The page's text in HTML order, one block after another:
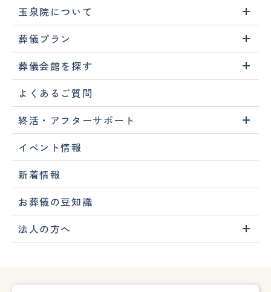
玉泉院について
葬儀プラン
葬儀会館を探す
よくあるご質問
終活・アフターサポート
イベント情報
新着情報
お葬儀の豆知識
法人の方へ